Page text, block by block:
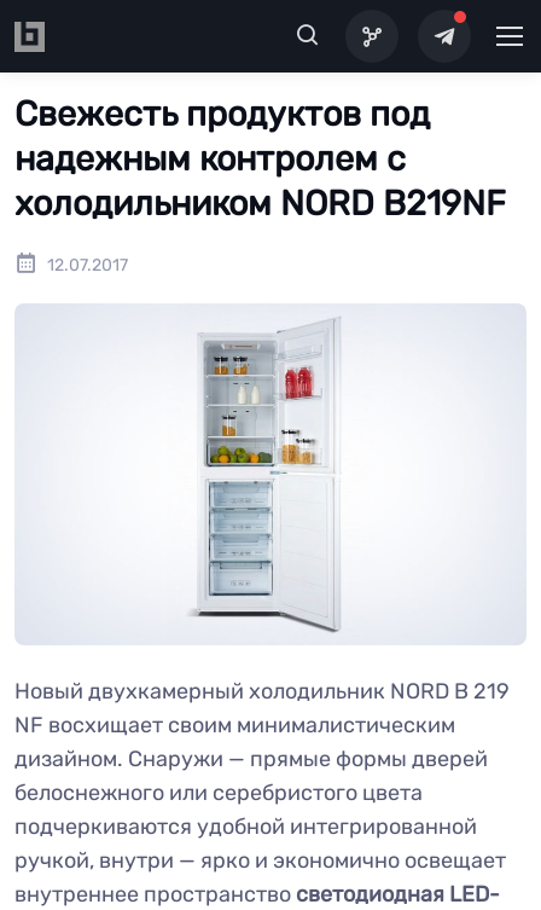
Свежесть продуктов под
надежным контролем с
холодильником NORD B219NF
12.07.2017
Новый двухкамерный холодильник NORD B 219
NF восхищает своим минималистическим
дизайном. Снаружи — прямые формы дверей
белоснежного или серебристого цвета
подчеркиваются удобной интегрированной
ручкой, внутри — ярко и экономично освещает
внутреннее пространство светодиодная LED-